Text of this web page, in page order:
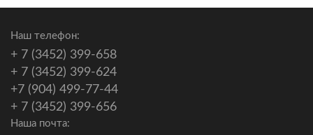
Наш телефон:
+ 7 (3452) 399-658
+ 7 (3452) 399-624
+7 (904) 499-77-44
+ 7 (3452) 399-656
Наша почта: